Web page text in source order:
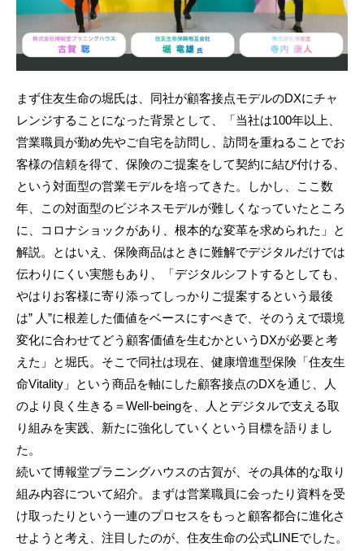
まず住友生命の堀氏は、同社が顧客接点モデルのDXにチャ
レンジすることになった背景として、「当社は100年以上、
営業職員が勤め先やご自宅を訪問し、訪問を重ねることでお
客様の信頼を得て、保険のご提案をして契約に結び付ける、
という対面型の営業モデルを培ってきた。しかし、ここ数
年、この対面型のビジネスモデルが難しくなっていたところ
に、コロナショックがあり、根本的な変革を求められた」と
解説。とはいえ、保険商品はときに難解でデジタルだけでは
伝わりにくい実態もあり、「デジタルシフトするとしても、
やはりお客様に寄り添ってしっかりご提案するという最後
は” 人”に根差した価値をベースにすべきで、そのうえで環境
変化に合わせてどう顧客価値を生むかというDXが必要と考
えた」と堀氏。そこで同社は現在、健康増進型保険「住友生
命Vitality」という商品を軸にした顧客接点のDXを通じ、人
のより良く生きる＝Well-beingを、人とデジタルで支える取
り組みを実践、新たに強化していくという目標を語りまし
た。
続いて博報堂プラニングハウスの古賀が、その具体的な取り
組み内容について紹介。まずは営業職員に会ったり資料を受
け取ったりという一連のプロセスをもっと顧客都合に進化さ
せようと考え、注目したのが、住友生命の公式LINEでした。